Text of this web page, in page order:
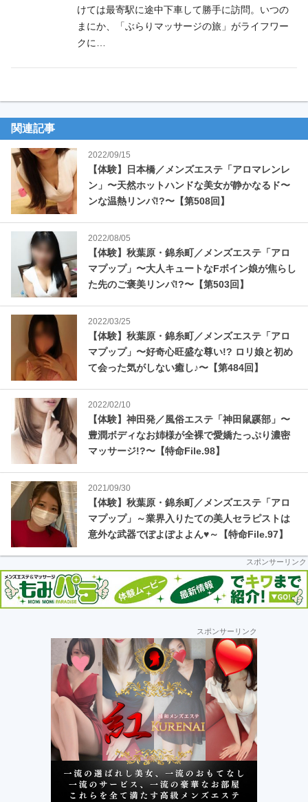
けては最寄駅に途中下車して勝手に訪問。いつの
まにか、「ぶらりマッサージの旅」がライフワー
クに…
関連記事
2022/09/15
【体験】日本橋／メンズエステ「アロマレンレ
ン」〜天然ホットハンドな美女が静かなるド〜
ンな温熱リンパ!?〜【第508回】
2022/08/05
【体験】秋葉原・錦糸町／メンズエステ「アロ
マプップ」〜大人キュートなFボイン娘が焦らし
た先のご褒美リンパ!?〜【第503回】
2022/03/25
【体験】秋葉原・錦糸町／メンズエステ「アロ
マプップ」〜好奇心旺盛な尊い!? ロリ娘と初め
て会った気がしない癒し♪〜【第484回】
2022/02/10
【体験】神田発／風俗エステ「神田鼠蹊部」〜
豊潤ボディなお姉様が全裸で愛嬌たっぷり濃密
マッサージ!?〜【特命File.98】
2021/09/30
【体験】秋葉原・錦糸町／メンズエステ「アロ
マプップ」～業界入りたての美人セラピストは
意外な武器でぽよぽよよん♥～【特命File.97】
スポンサーリンク
スポンサーリンク